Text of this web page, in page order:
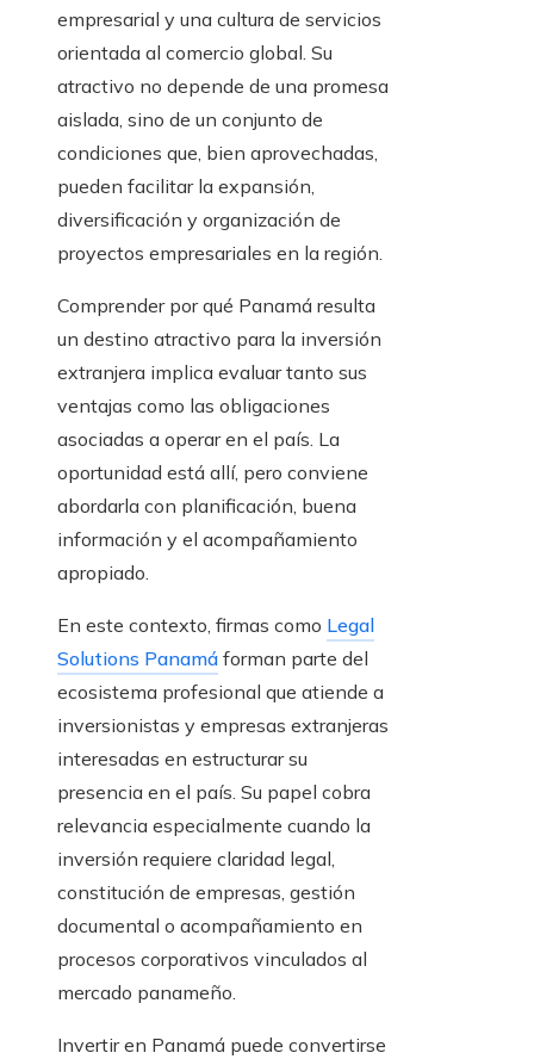
empresarial y una cultura de servicios
orientada al comercio global. Su
atractivo no depende de una promesa
aislada, sino de un conjunto de
condiciones que, bien aprovechadas,
pueden facilitar la expansión,
diversificación y organización de
proyectos empresariales en la región.
Comprender por qué Panamá resulta
un destino atractivo para la inversión
extranjera implica evaluar tanto sus
ventajas como las obligaciones
asociadas a operar en el país. La
oportunidad está allí, pero conviene
abordarla con planificación, buena
información y el acompañamiento
apropiado.
En este contexto, firmas como Legal
Solutions Panamá forman parte del
ecosistema profesional que atiende a
inversionistas y empresas extranjeras
interesadas en estructurar su
presencia en el país. Su papel cobra
relevancia especialmente cuando la
inversión requiere claridad legal,
constitución de empresas, gestión
documental o acompañamiento en
procesos corporativos vinculados al
mercado panameño.
Invertir en Panamá puede convertirse